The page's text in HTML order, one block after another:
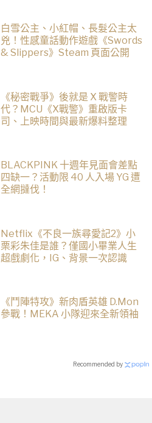
白雪公主、小紅帽、長髮公主太
兇！性感童話動作遊戲《Swords
& Slippers》Steam 頁面公開
《秘密戰爭》後就是 X 戰警時
代？MCU《X戰警》重啟版卡
司、上映時間與最新爆料整理
BLACKPINK 十週年見面會差點
四缺一？活動限 40 人入場 YG 遭
全網撻伐！
Netflix《不良一族尋愛記2》小
栗彩朱佳是誰？僅國小畢業人生
超戲劇化，IG、背景一次認識
《鬥陣特攻》新肉盾英雄 D.Mon
參戰！MEKA 小隊迎來全新領袖
Recommended by